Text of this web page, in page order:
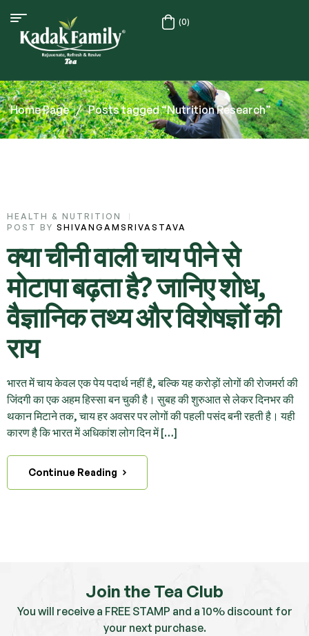
(0)
Home Page / Posts tagged “Nutrition Research”
HEALTH & NUTRITION
POST BY SHIVANGAMSRIVASTAVA
क्या चीनी वाली चाय पीने से
मोटापा बढ़ता है? जानिए शोध,
वैज्ञानिक तथ्य और विशेषज्ञों की
राय
भारत में चाय केवल एक पेय पदार्थ नहीं है, बल्कि यह करोड़ों लोगों की रोजमर्रा की
जिंदगी का एक अहम हिस्सा बन चुकी है। सुबह की शुरुआत से लेकर दिनभर की
थकान मिटाने तक, चाय हर अवसर पर लोगों की पहली पसंद बनी रहती है। यही
कारण है कि भारत में अधिकांश लोग दिन में […]
Continue Reading
Join the Tea Club
You will receive a FREE STAMP and a 10% discount for
your next purchase.